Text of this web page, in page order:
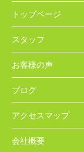
トップページ
スタッフ
お客様の声
ブログ
アクセスマップ
会社概要